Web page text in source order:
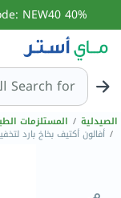
40% off 1st online pharmacy purchase! Code: NEW40
Search for
الصيدلية / المستلزمات
/ أفالون أكتيف بخاخ بارد